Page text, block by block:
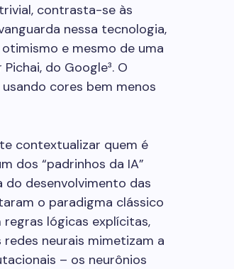
contrasta-se às
nessa tecnologia,
e mesmo de uma
do Google³. O
cores bem menos
contextualizar quem é
dos “padrinhos da IA”
do desenvolvimento das
o paradigma clássico
lógicas explícitas,
neurais mimetizam a
– os neurônios